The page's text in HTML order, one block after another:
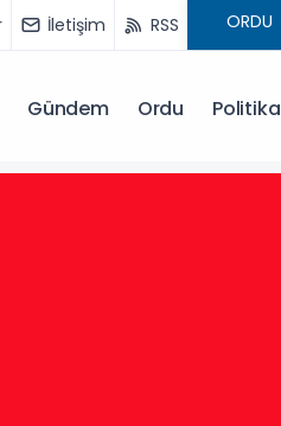
İletişim RSS
Gündem Ordu Politika